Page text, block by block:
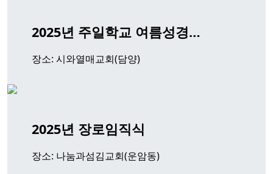
2025년 주일학교 여름성경…
장소: 시와열매교회(담양)
2025년 장로임직식
장소: 나눔과섬김교회(운암동)